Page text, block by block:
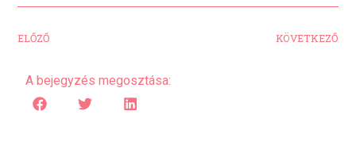
ELŐZŐ KÖVETKEZŐ
A bejegyzés megosztása: